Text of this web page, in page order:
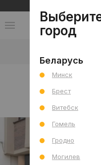
Салон: г.
город
Беларусь
Минск
Брест
Витебск
Гомель
Гродно
Могилев